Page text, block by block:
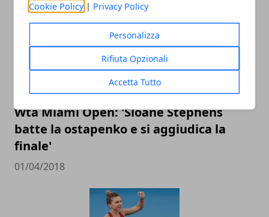
Cookie Policy | Privacy Policy
Personalizza
Rifiuta Opzionali
Accetta Tutto
Wta Miami Open: 'Sloane Stephens
batte la ostapenko e si aggiudica la
finale'
01/04/2018